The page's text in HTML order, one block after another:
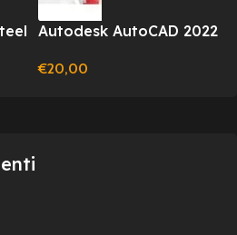
Autodesk AutoCAD 2022
Windows/Mac
€20,00